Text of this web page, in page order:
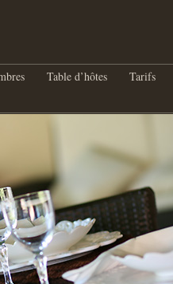
Table d’hôtes Tarifs